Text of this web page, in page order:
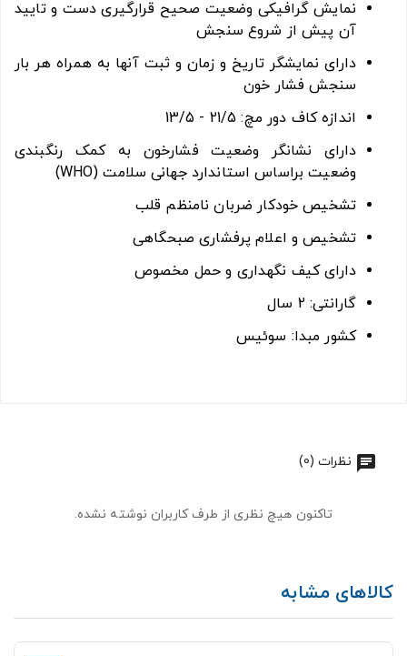
نمایش گرافیکی وضعیت صحیح قرارگیری دست و تایید
آن پیش از شروع سنجش
دارای نمایشگر تاریخ و زمان و ثبت آنها به همراه هر بار
سنجش فشار خون
اندازه کاف دور مچ: 21/5 - 13/5
دارای نشانگر وضعیت فشارخون به کمک رنگبندی
وضعیت براساس استاندارد جهانی سلامت (WHO)
تشخیص خودکار ضربان نامنظم قلب
تشخیص و اعلام پرفشاری صبحگاهی
دارای کیف نگهداری و حمل مخصوص
گارانتی: 2 سال
کشور مبدا: سوئیس
نظرات (0)
تاکنون هیچ نظری از طرف کاربران نوشته نشده.
کالاهای مشابه